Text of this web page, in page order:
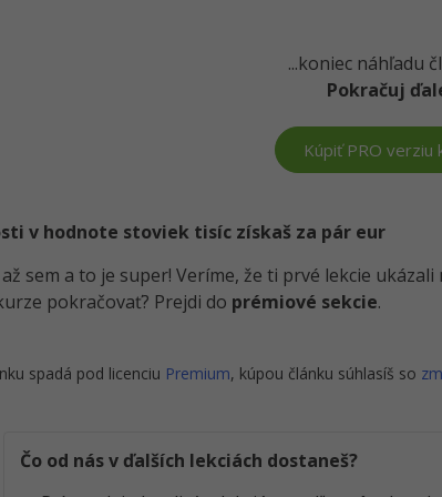
...koniec náhľadu
Pokračuj
Kúpiť PRO verziu
v hodnote stoviek tisíc získaš za pár eur
sem a to je super! Veríme, že ti prvé lekcie
pokračovať? Prejdi do prémiové sekcie.
spadá pod licenciu Premium, kúpou článku súhlasíš so
Čo od nás v ďalších lekciách dostaneš?